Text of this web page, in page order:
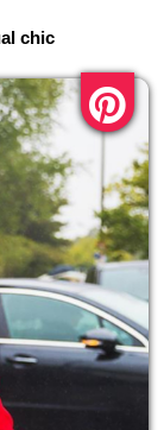
chic